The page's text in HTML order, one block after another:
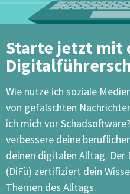
Starte jetzt mit
Wie nutze ich soziale
von gefälschten
ich mich vor
verbessere deine
deinen digitalen Alltag.
(DiFü) zertifiziert dein
Themen des Alltags.